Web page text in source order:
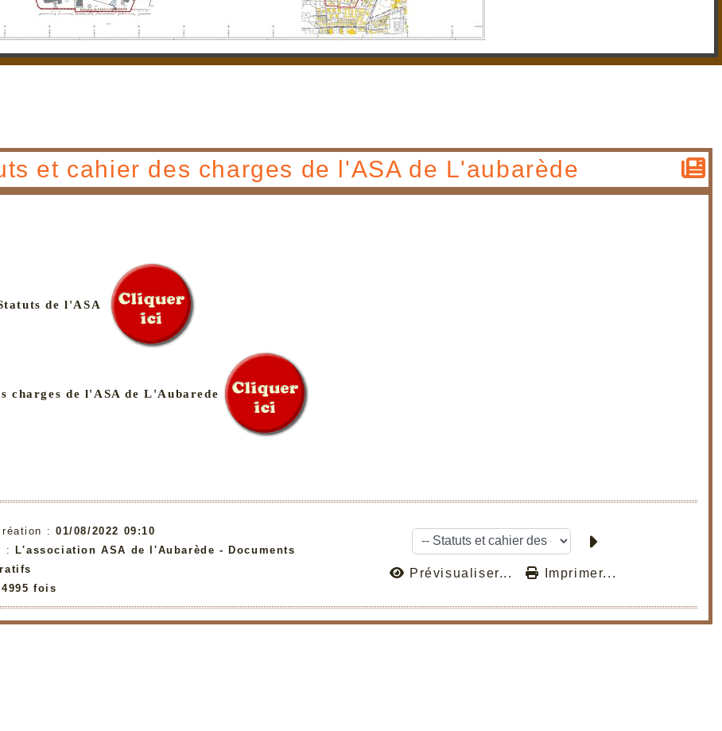
et cahier des charges de l'ASA de L'aubarède
de l'ASA
charges de l'ASA de L'Aubarede
: 01/08/2022 09:10
: L'association ASA de l'Aubarède - Documents
4995 fois
Prévisualiser... Imprimer...